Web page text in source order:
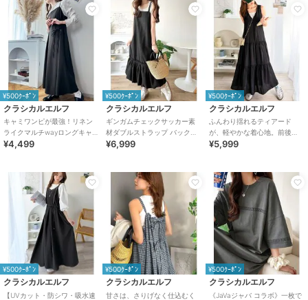
¥500ｸｰﾎﾟﾝ
クラシカルエルフ
キャミワンピが最強！リネン
ライクマルチwayロングキャミ
ワンピ
¥4,499
¥500ｸｰﾎﾟﾝ
クラシカルエルフ
ギンガムチェックサッカー素
材ダブルストラップ バックリ
ボン裾バルーンキャミロング
¥6,999
¥500ｸｰﾎﾟﾝ
クラシカルエルフ
ふんわり揺れるティアード
が、軽やかな着心地。前後
2wayノースリーブティアード
¥5,999
¥500ｸｰﾎﾟﾝ
クラシカルエルフ
【UVカット・防シワ・吸水速
¥500ｸｰﾎﾟﾝ
クラシカルエルフ
甘さは、さりげなく仕込むく
¥500ｸｰﾎﾟﾝ
クラシカルエルフ
《JaVaジャバ コラボ》一枚で